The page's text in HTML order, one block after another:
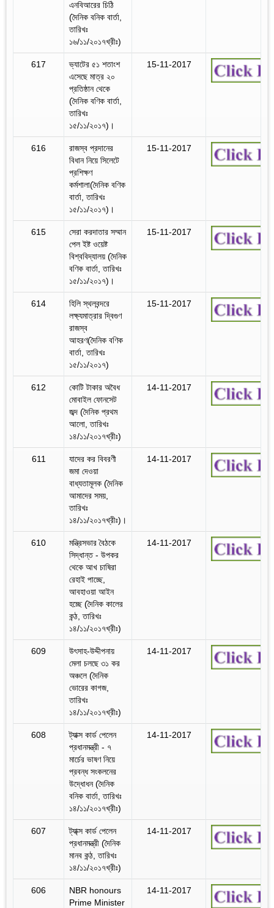
এনবিআরের চিঠি
(দৈনিক বনিক বার্তা,
তারিখঃ
১৬/১১/২০১৭খ্রীঃ)
617
ভ্যাটের ৫১ শতাংশ
এসেছে মাত্র ২০
প্রতিষ্ঠান থেকে
(দৈনিক বণিক বার্তা,
তারিখঃ
১৫/১১/২০১৭)।
15-11-2017
616
রাজস্ব প্রদানের
বিধান নিয়ে সিলেটে
প্রশিক্ষণ
কর্মশালা(দৈনিক বণিক
বার্তা, তারিখঃ
১৫/১১/২০১৭)।
15-11-2017
615
সেরা করদাতার সম্মান
পেল ইষ্ট ওয়েষ্ট
বিশ্ববিদ্যালয় (দৈনিক
বণিক বার্তা, তারিখঃ
১৫/১১/২০১৭)।
15-11-2017
614
হিলি স্থলবন্দরে
লক্ষ্যমাত্রার দ্বিগুণ
রাজস্ব
আহরণ(দৈনিক বণিক
বার্তা, তারিখঃ
১৫/১১/২০১৭)
15-11-2017
612
কোটি টাকার অবৈধ
মোবাইল ফোনসেট
জব্দ (দৈনিক প্রথম
আলো, তারিখঃ
১৪/১১/২০১৭খ্রীঃ)
14-11-2017
611
যাদের কর বিবরণী
জমা দেওয়া
বাধ্যতামূলক (দৈনিক
আমাদের সময়,
তারিখঃ
১৪/১১/২০১৭খ্রীঃ)।
14-11-2017
610
মন্ত্রিসভার বৈঠকে
সিদ্ধান্ত - উপকর
থেকে আখ চাষিরা
রেহাই পাচ্ছে,
আবহাওয়া আইন
হচ্ছে (দৈনিক কালের
কন্ঠ, তারিখঃ
১৪/১১/২০১৭খ্রীঃ)
14-11-2017
609
উৎসাহ-উদ্দীপনায়
মেলা চলছে ৩১ কর
অঞ্চলে (দৈনিক
ভোরের কাগজ,
তারিখঃ
১৪/১১/২০১৭খ্রীঃ)
14-11-2017
608
ট্যাক্স কার্ড পেলেন
প্রধানমন্ত্রী - ৭
মার্চের ভাষণ নিয়ে
প্রবন্ধ সংকলনের
উদ্ধোধন (দৈনিক
বনিক বার্তা, তারিখঃ
১৪/১১/২০১৭খ্রীঃ)
14-11-2017
607
ট্যা্ক্স কার্ড পেলেন
প্রধানমন্ত্রী (দৈনিক
মানব কন্ঠ, তারিখঃ
১৪/১১/২০১৭খ্রীঃ)
14-11-2017
606
NBR honours
Prime Minister
14-11-2017